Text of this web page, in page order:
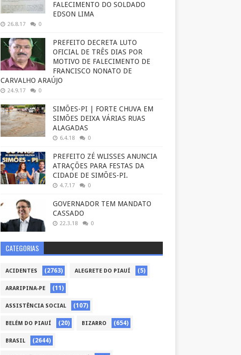
FALECIMENTO DO SOLDADO
EDSON LIMA
26.8.17 0
PREFEITO DECRETA LUTO
OFICIAL DE TRÊS DIAS POR
MOTIVO DE FALECIMENTO DE
FRANCISCO NONATO DE
CARVALHO ARAÚJO
24.9.17 0
SIMÕES-PI | FORTE CHUVA EM
SIMÕES DEIXA VÁRIAS RUAS
ALAGADAS
6.4.18 0
PREFEITO ZÉ WLISSES ANUNCIA
ATRAÇÕES PARA FESTAS DA
CIDADE DE SIMÕES-PI.
4.7.17 0
GOVERNADOR TEM MANDATO
CASSADO
22.3.18 0
CATEGORIAS
ACIDENTES (2763) ALEGRETE DO PIAUÍ (5)
ARARIPINA-PE (11)
ASSISTÊNCIA SOCIAL (107)
BELÉM DO PIAUÍ (20) BIZARRO (654)
BRASIL (2644)